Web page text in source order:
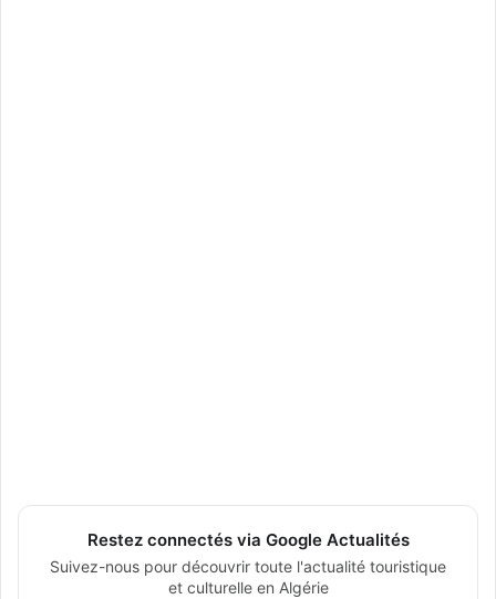
Restez connectés via Google Actualités
Suivez-nous pour découvrir toute l'actualité touristique
et culturelle en Algérie